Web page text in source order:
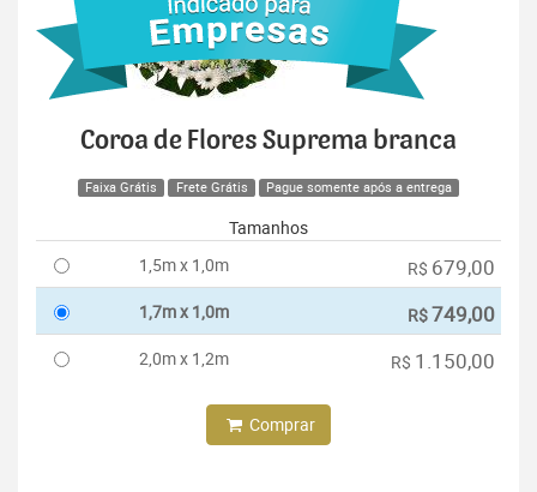
Coroa de Flores Suprema branca
Faixa Grátis Frete Grátis Pague somente após a entrega
Tamanhos
1,5m x 1,0m
R$ 679,00
1,7m x 1,0m R$749,00
2,0m x 1,2m R$ 1.150,00
Comprar